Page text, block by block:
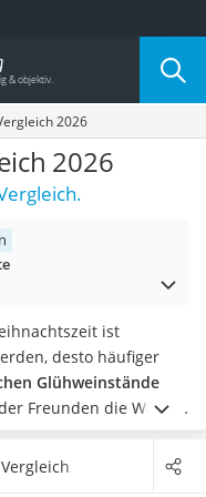
2026
2026
ist
desto häufiger
Glühweinstände
Freunden die Wärme
uns spielend leicht
können bis zu